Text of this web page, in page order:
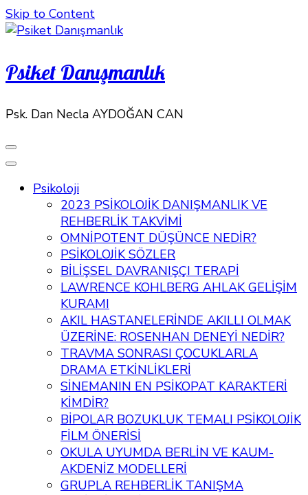
Skip to Content
Psiket Danışmanlık
Psk. Dan Necla AYDOĞAN CAN
Psikoloji
2023 PSİKOLOJİK DANIŞMANLIK VE
REHBERLİK TAKVİMİ
OMNİPOTENT DÜŞÜNCE NEDİR?
PSİKOLOJİK SÖZLER
BİLİŞSEL DAVRANIŞÇI TERAPİ
LAWRENCE KOHLBERG AHLAK GELİŞİM
KURAMI
AKIL HASTANELERİNDE AKILLI OLMAK
ÜZERİNE: ROSENHAN DENEYİ NEDİR?
TRAVMA SONRASI ÇOCUKLARLA
DRAMA ETKİNLİKLERİ
SİNEMANIN EN PSİKOPAT KARAKTERİ
KİMDİR?
BİPOLAR BOZUKLUK TEMALI PSİKOLOJİK
FİLM ÖNERİSİ
OKULA UYUMDA BERLİN VE KAUM-
AKDENİZ MODELLERİ
GRUPLA REHBERLİK TANIŞMA